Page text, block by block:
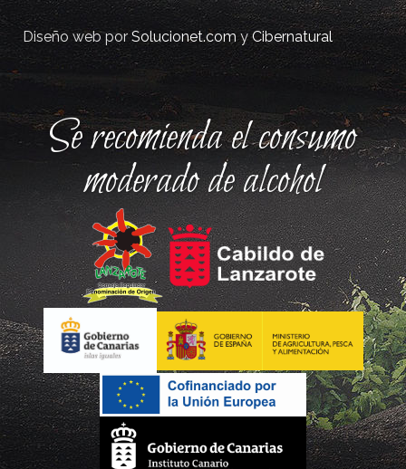
Diseño web porSolucionet.comyCibernatural
Se recomienda el consumo
moderado de alcohol